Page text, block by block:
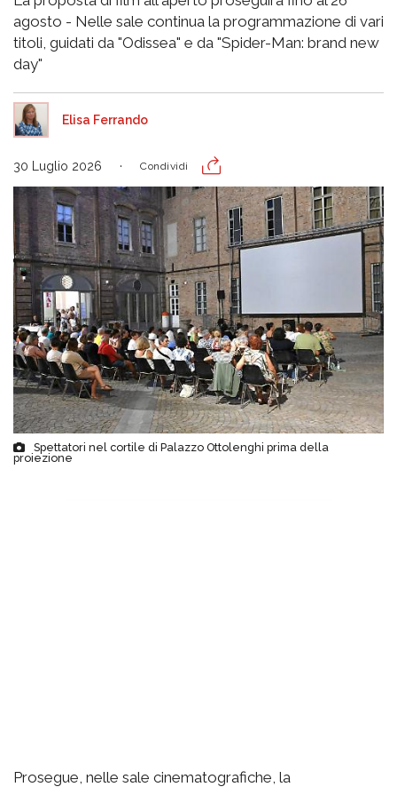
agosto - Nelle sale continua la programmazione di vari
titoli, guidati da "Odissea" e da "Spider-Man: brand new
day"
Elisa Ferrando
30 Luglio 2026 Condividi
Spettatori nel cortile di Palazzo Ottolenghi prima della
proiezione
Prosegue, nelle sale cinematografiche, la